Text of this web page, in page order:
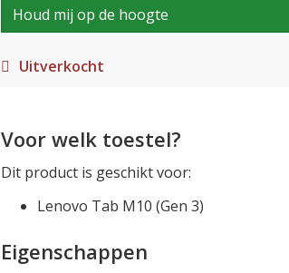
Houd mij op de hoogte
Uitverkocht
Voor welk toestel?
Dit product is geschikt voor:
Lenovo Tab M10 (Gen 3)
Eigenschappen